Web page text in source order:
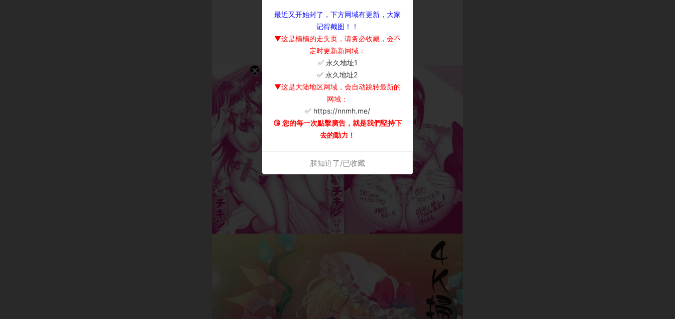
最近又开始封了，下方网域有更新，大家
记得截图！！
▼这是楠楠的走失页，请务必收藏，会不
定时更新新网域：
✅ 永久地址1
✅ 永久地址2
▼这是大陆地区网域，会自动跳转最新的
网域：
✅ https://nnmh.me/
😘 您的每一次點擊廣告，就是我們堅持下
去的動力！
朕知道了/已收藏
×